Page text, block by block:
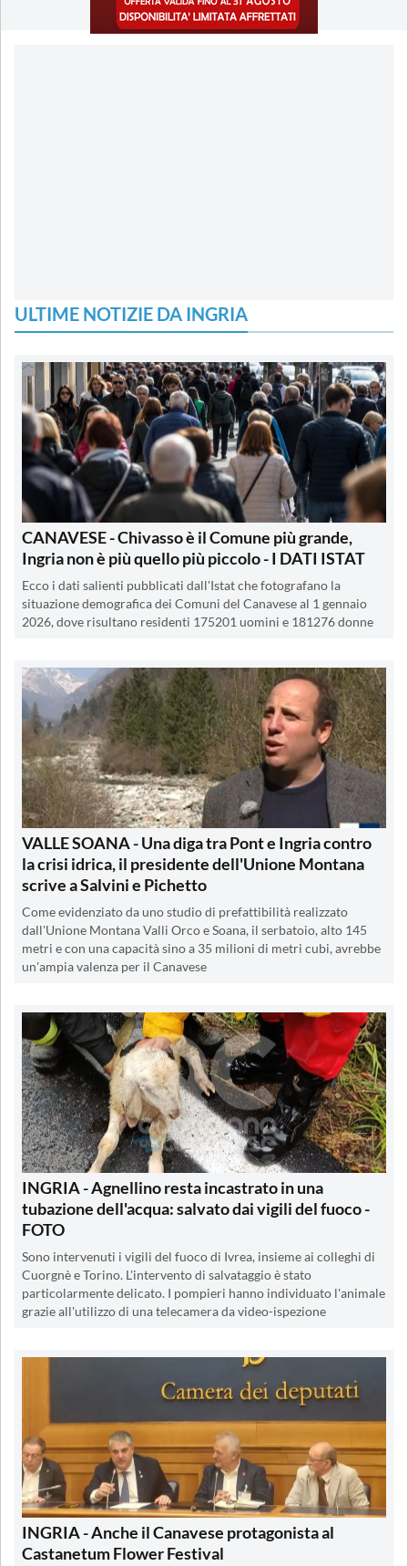
ULTIME NOTIZIE DA INGRIA
CANAVESE - Chivasso è il Comune più grande,
Ingria non è più quello più piccolo - I DATI ISTAT
Ecco i dati salienti pubblicati dall'Istat che fotografano la
situazione demografica dei Comuni del Canavese al 1 gennaio
2026, dove risultano residenti 175201 uomini e 181276 donne
VALLE SOANA - Una diga tra Pont e Ingria contro
la crisi idrica, il presidente dell'Unione Montana
scrive a Salvini e Pichetto
Come evidenziato da uno studio di prefattibilità realizzato
dall'Unione Montana Valli Orco e Soana, il serbatoio, alto 145
metri e con una capacità sino a 35 milioni di metri cubi, avrebbe
un'ampia valenza per il Canavese
INGRIA - Agnellino resta incastrato in una
tubazione dell'acqua: salvato dai vigili del fuoco -
FOTO
Sono intervenuti i vigili del fuoco di Ivrea, insieme ai colleghi di
Cuorgnè e Torino. L'intervento di salvataggio è stato
particolarmente delicato. I pompieri hanno individuato l'animale
grazie all'utilizzo di una telecamera da video-ispezione
INGRIA - Anche il Canavese protagonista al
Castanetum Flower Festival